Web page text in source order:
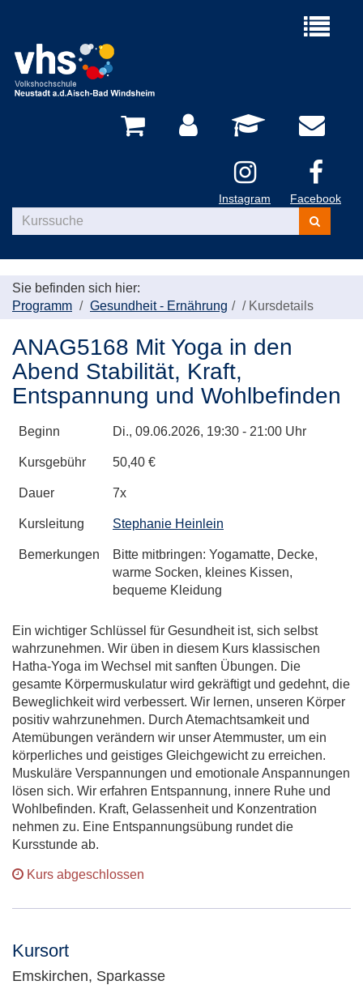
Menü
Instagram Facebook
Kurse
suchen
Sie befinden sich hier:
Programm
Gesundheit - Ernährung / Kursdetails
ANAG5168 Mit Yoga in den
Abend Stabilität, Kraft,
Entspannung und Wohlbefinden
Beginn Di., 09.06.2026, 19:30 - 21:00 Uhr
Kursgebühr 50,40 €
Dauer 7x
Kursleitung Stephanie Heinlein
Bemerkungen
Bitte mitbringen: Yogamatte, Decke,
warme Socken, kleines Kissen,
bequeme Kleidung
Ein wichtiger Schlüssel für Gesundheit ist, sich selbst
wahrzunehmen. Wir üben in diesem Kurs klassischen
Hatha-Yoga im Wechsel mit sanften Übungen. Die
gesamte Körpermuskulatur wird gekräftigt und gedehnt, die
Beweglichkeit wird verbessert. Wir lernen, unseren Körper
positiv wahrzunehmen. Durch Atemachtsamkeit und
Atemübungen verändern wir unser Atemmuster, um ein
körperliches und geistiges Gleichgewicht zu erreichen.
Muskuläre Verspannungen und emotionale Anspannungen
lösen sich. Wir erfahren Entspannung, innere Ruhe und
Wohlbefinden. Kraft, Gelassenheit und Konzentration
nehmen zu. Eine Entspannungsübung rundet die
Kursstunde ab.
Kurs abgeschlossen
Kursort
Emskirchen, Sparkasse